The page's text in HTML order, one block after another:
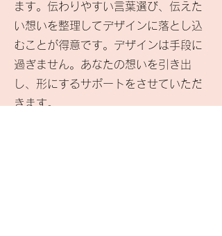
ます。伝わりやすい言葉選び、伝えた
い想いを整理してデザインに落とし込
むことが得意です。デザインは手段に
過ぎません。あなたの想いを引き出
し、形にするサポートをさせていただ
きます。